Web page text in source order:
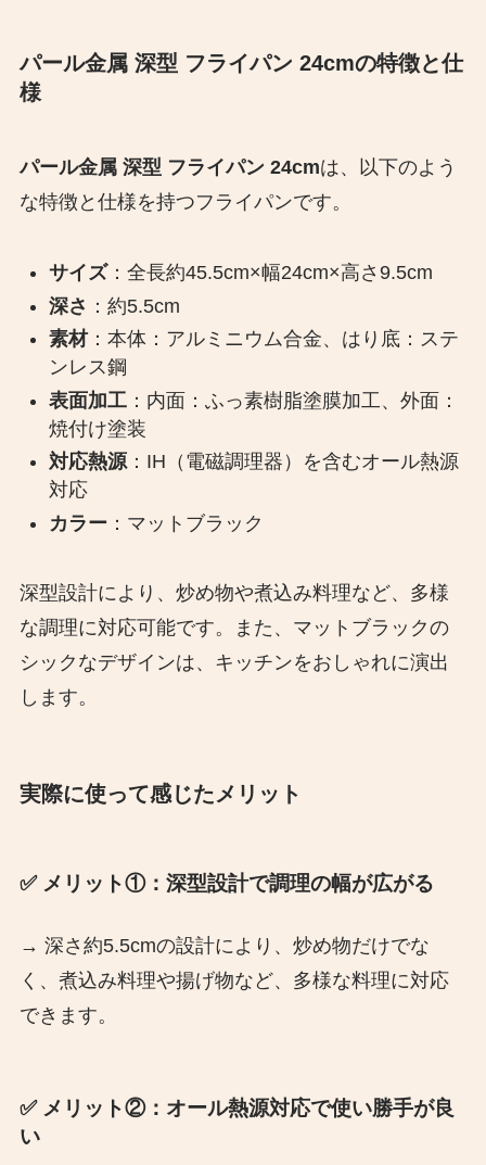
パール金属 深型 フライパン 24cmの特徴と仕
様
パール金属 深型 フライパン 24cmは、以下のよう
な特徴と仕様を持つフライパンです。​
サイズ：​全長約45.5cm×幅24cm×高さ9.5cm​
深さ ：​約5.5cm​
素材：​本体：アルミニウム合金、はり底：ステ
ンレス鋼​
表面加工：​内面：ふっ素樹脂塗膜加工、外面：
焼付け塗装​
対応熱源：​IH（電磁調理器）を含むオール熱源
対応​
カラー：​マットブラック​
深型設計により、炒め物や煮込み料理など、多様
な調理に対応可能です。​また、マットブラックの
シックなデザインは、キッチンをおしゃれに演出
します。​
実際に使って感じたメリット
✅ メリット①：深型設計で調理の幅が広がる
→ 深さ約5.5cmの設計により、炒め物だけでな
く、煮込み料理や揚げ物など、多様な料理に対応
できます。​
✅ メリット②：オール熱源対応で使い勝手が良
い